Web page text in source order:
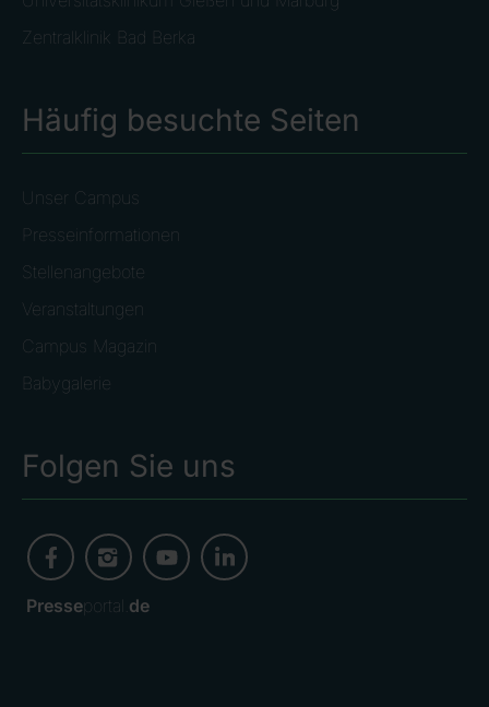
Zentralklinik Bad Berka
Häufig besuchte Seiten
Unser Campus
Presseinformationen
Stellenangebote
Veranstaltungen
Campus Magazin
Babygalerie
Folgen Sie uns
Presseportal. de